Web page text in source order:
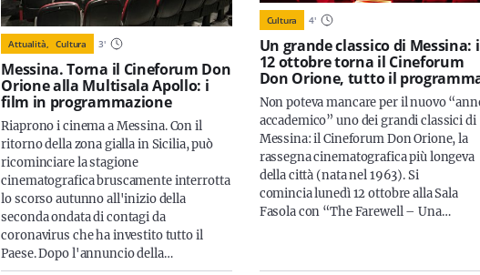
Attualità, Cultura 3'
Messina. Torna il Cineforum Don
Orione alla Multisala Apollo: i
film in programmazione
Riaprono i cinema a Messina. Con il
ritorno della zona gialla in Sicilia, può
ricominciare la stagione
cinematografica bruscamente interrotta
lo scorso autunno all'inizio della
seconda ondata di contagi da
coronavirus che ha investito tutto il
Paese. Dopo l'annuncio della…
Cultura 4'
Un grande classico di Messina:
12 ottobre torna il Cineforum
Don Orione, tutto il
Non poteva mancare per il nuovo
accademico” uno dei grandi classici di
Messina: il Cineforum Don Orione, la
rassegna cinematografica più longeva
della città (nata nel 1963). Si
comincia lunedì 12 ottobre alla Sala
Fasola con “The Farewell – Una…